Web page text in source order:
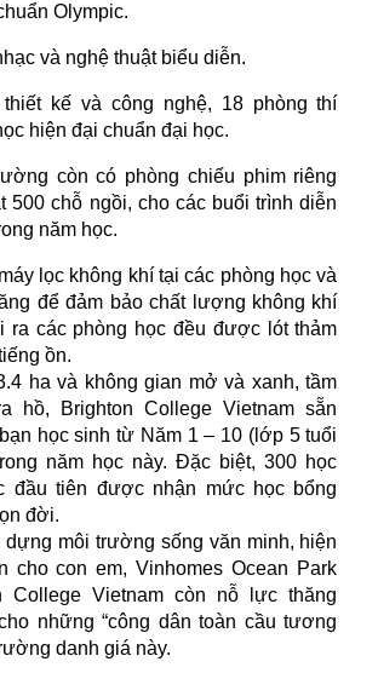
Olympic.
và nghệ thuật biểu diễn.
thiết kế và công nghệ, 18 phòng thí
hiện đại chuẩn đại học.
còn có phòng chiếu phim riêng
500 chỗ ngồi, cho các buổi trình diễn
năm học.
lọc không khí tại các phòng học và
để đảm bảo chất lượng không khí
ra các phòng học đều được lót thảm
ồn.
ha và không gian mở và xanh, tầm
hồ, Brighton College Vietnam sẵn
học sinh từ Năm 1 – 10 (lớp 5 tuổi
năm học này. Đặc biệt, 300 học
đầu tiên được nhận mức học bổng
đời.
dựng môi trường sống văn minh, hiện
cho con em, Vinhomes Ocean Park
College Vietnam còn nỗ lực thăng
những “công dân toàn cầu tương
danh giá này.